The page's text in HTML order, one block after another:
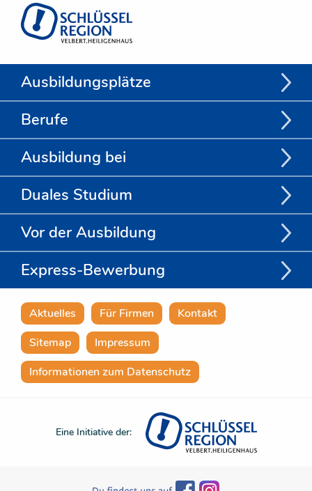
Ausbildungsplätze
Berufe
Ausbildung bei
Duales Studium
Vor der Ausbildung
Express-Bewerbung
Aktuelles Für Firmen
Kontakt
Sitemap
Impressum
Informationen zum Datenschutz
Eine Initiative der: